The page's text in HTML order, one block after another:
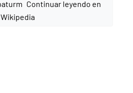
Continuar leyendo en
Wikipedia